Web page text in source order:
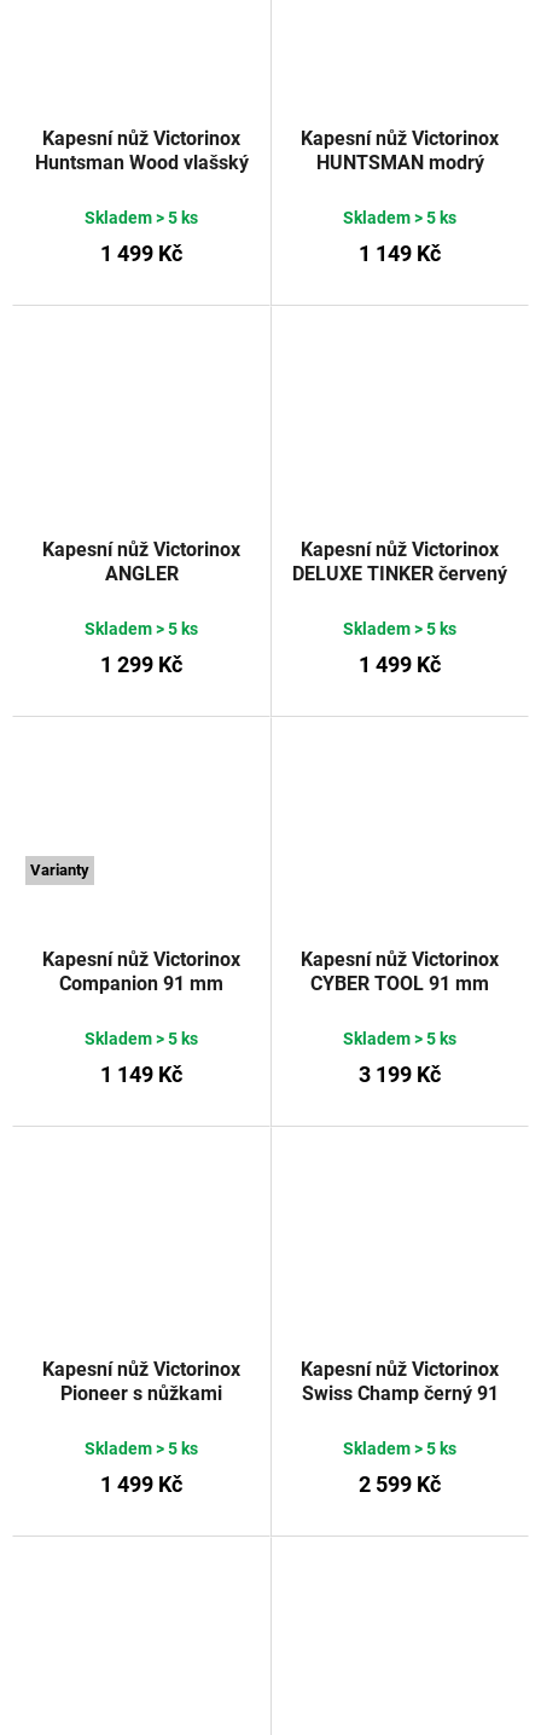
Kapesní nůž Victorinox
Huntsman Wood vlašský
Skladem> 5 ks
1 499 Kč
Kapesní nůž Victorinox
HUNTSMAN modrý
Skladem> 5 ks
1 149 Kč
Kapesní nůž Victorinox
ANGLER
Skladem> 5 ks
1 299 Kč
Kapesní nůž Victorinox
DELUXE TINKER červený
Skladem> 5 ks
1 499 Kč
Varianty
Kapesní nůž Victorinox
Companion 91 mm
Skladem> 5 ks
1 149 Kč
Kapesní nůž Victorinox
CYBER TOOL 91 mm
Skladem> 5 ks
3 199 Kč
Kapesní nůž Victorinox
Pioneer s nůžkami
Skladem> 5 ks
1 499 Kč
Kapesní nůž Victorinox
Swiss Champ černý 91
Skladem> 5 ks
2 599 Kč